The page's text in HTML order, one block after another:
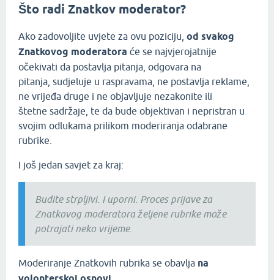
Što radi Znatkov moderator?
Ako zadovoljite uvjete za ovu poziciju, od svakog
Znatkovog moderatora će se najvjerojatnije
očekivati da postavlja pitanja, odgovara na
pitanja, sudjeluje u raspravama, ne postavlja reklame,
ne vrijeđa druge i ne objavljuje nezakonite ili
štetne sadržaje, te da bude objektivan i nepristran u
svojim odlukama prilikom moderiranja odabrane
rubrike.
I još jedan savjet za kraj:
Budite strpljivi. I uporni. Proces prijave za
Znatkovog moderatora željene rubrike može
potrajati neko vrijeme.
Moderiranje Znatkovih rubrika se obavlja na